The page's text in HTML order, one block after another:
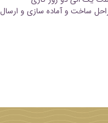
ساخت و آماده سازی و ارسال